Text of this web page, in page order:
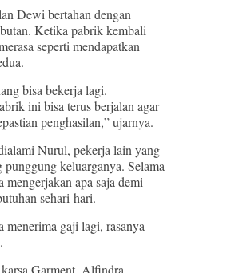
Dewi bertahan dengan
Ketika pabrik kembali
seperti mendapatkan
bisa bekerja lagi.
ini bisa terus berjalan agar
penghasilan,” ujarnya.
Nurul, pekerja lain yang
punggung keluarganya. Selama
mengerjakan apa saja demi
sehari-hari.
menerima gaji lagi, rasanya
Garment, Alfindra